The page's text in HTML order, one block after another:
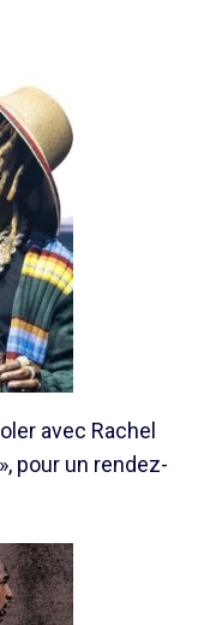
avec Rachel
pour un rendez-